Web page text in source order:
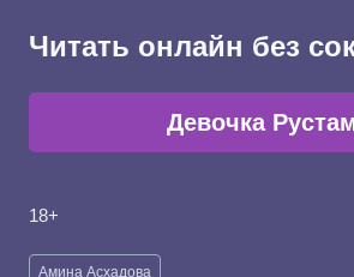
Читать онлайн без
Девочка
18+
Метки
Амина Асхадова